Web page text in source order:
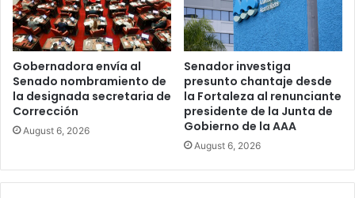
Gobernadora envía al
Senado nombramiento de
la designada secretaria de
Corrección
August 6, 2026
Senador investiga
presunto chantaje desde
la Fortaleza al renunciante
presidente de la Junta de
Gobierno de la AAA
August 6, 2026